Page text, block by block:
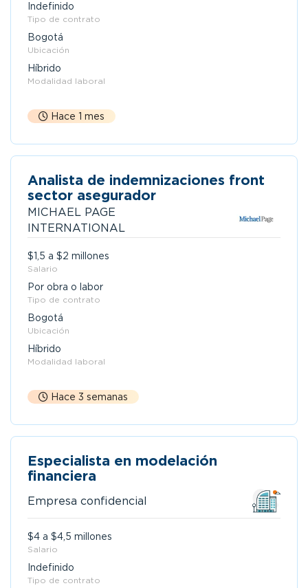
Indefinido
Tipo de contrato
Bogotá
Ubicación
Híbrido
Modalidad laboral
Hace 1 mes
Analista de indemnizaciones front
sector asegurador
MICHAEL PAGE
INTERNATIONAL
$1,5 a $2 millones
Salario
Por obra o labor
Tipo de contrato
Bogotá
Ubicación
Híbrido
Modalidad laboral
Hace 3 semanas
Especialista en modelación
financiera
Empresa confidencial
$4 a $4,5 millones
Salario
Indefinido
Tipo de contrato